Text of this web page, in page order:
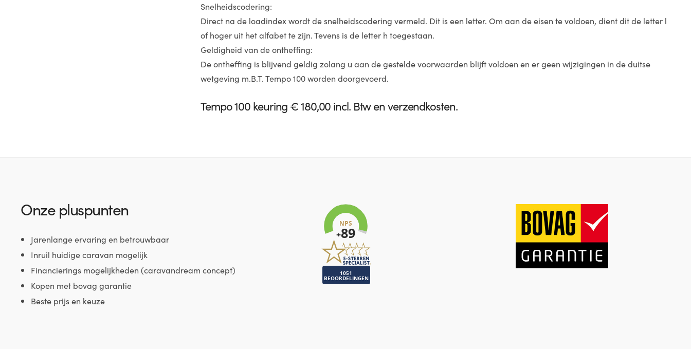
Snelheidscodering:
Direct na de loadindex wordt de snelheidscodering vermeld. Dit is een letter. Om aan de eisen te voldoen, dient dit de letter l
of hoger uit het alfabet te zijn. Tevens is de letter h toegestaan.
Geldigheid van de ontheffing:
De ontheffing is blijvend geldig zolang u aan de gestelde voorwaarden blijft voldoen en er geen wijzigingen in de duitse
wetgeving m.B.T. Tempo 100 worden doorgevoerd.
Tempo 100 keuring € 180,00 incl. Btw en verzendkosten.
Onze pluspunten
Jarenlange ervaring en betrouwbaar
Inruil huidige caravan mogelijk
Financierings mogelijkheden (caravandream concept)
Kopen met bovag garantie
Beste prijs en keuze